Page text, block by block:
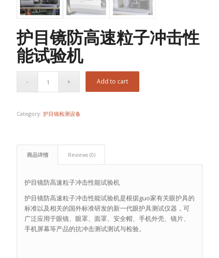
护目镜防高速粒子冲击性
能试验机
Add to cart
Category: 护目镜检测设备
商品详情 Reviews (0)
护目镜防高速粒子冲击性能试验机
护目镜防高速粒子冲击性能试验机是根据guo家有关眼护具的
标准以及相关的国外标准研发的新一代眼护具测试仪器，可
广泛应用于眼镜、眼罩、面罩、安全帽、手机外壳、镜片、
手机屏幕等产品的抗冲击测试测试与检验。